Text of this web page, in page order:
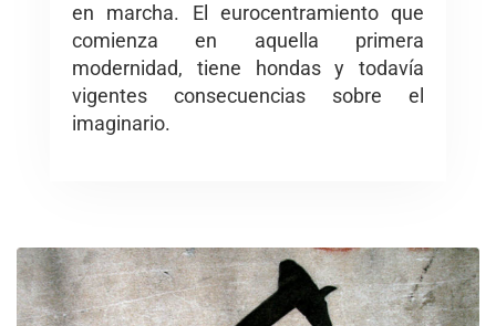
en marcha. El eurocentramiento que
comienza en aquella primera
modernidad, tiene hondas y todavía
vigentes consecuencias sobre el
imaginario.